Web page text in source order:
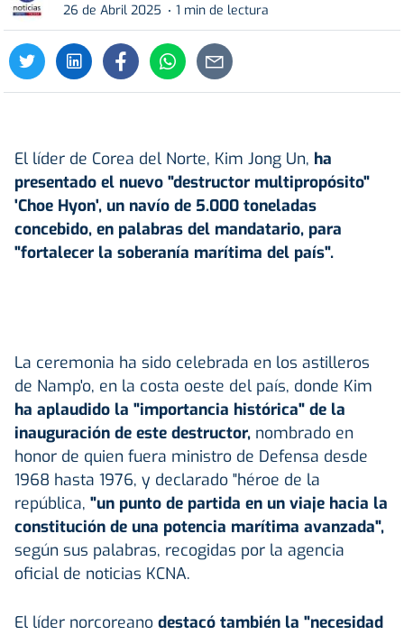
26 de Abril 2025
1 min de lectura
El líder de Corea del Norte, Kim Jong Un, ha
presentado el nuevo "destructor multipropósito"
'Choe Hyon', un navío de 5.000 toneladas
concebido, en palabras del mandatario, para
"fortalecer la soberanía marítima del país".
La ceremonia ha sido celebrada en los astilleros
de Namp'o, en la costa oeste del país, donde Kim
ha aplaudido la "importancia histórica" de la
inauguración de este destructor, nombrado en
honor de quien fuera ministro de Defensa desde
1968 hasta 1976, y declarado "héroe de la
república, "un punto de partida en un viaje hacia la
constitución de una potencia marítima avanzada",
según sus palabras, recogidas por la agencia
oficial de noticias KCNA.
El líder norcoreano destacó también la "necesidad